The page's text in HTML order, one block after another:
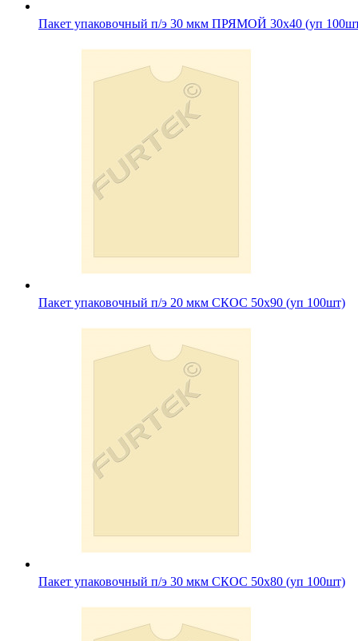
Пакет упаковочный п/э 30 мкм ПРЯМОЙ 30х40 (уп
Пакет упаковочный п/э 20 мкм СКОС 50х90 (уп 100шт)
Пакет упаковочный п/э 30 мкм СКОС 50х80 (уп 100шт)